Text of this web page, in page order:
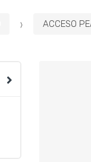
ACCESO